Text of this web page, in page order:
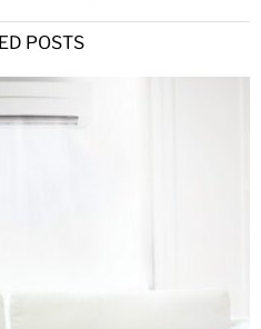
POSTS